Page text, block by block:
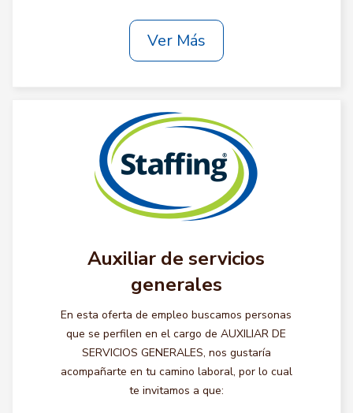
Ver Más
Auxiliar de servicios
generales
En esta oferta de empleo buscamos personas
que se perfilen en el cargo de AUXILIAR DE
SERVICIOS GENERALES, nos gustaría
acompañarte en tu camino laboral, por lo cual
te invitamos a que: